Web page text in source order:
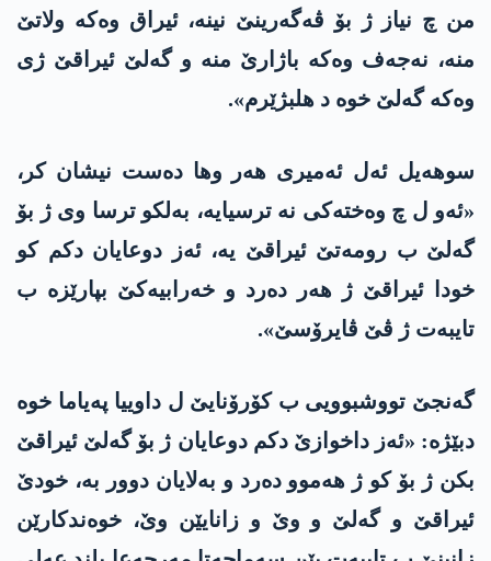
من چ نیاز ژ بۆ ڤه‌گه‌رینێ نینه‌، ئیراق وه‌كه‌ ولاتێ
منه‌، نه‌جه‌ف وه‌كه‌ باژارێ منه‌ و گه‌لێ ئیراقێ ژی
وه‌كه‌ گه‌لێ خوه‌ د هلبژێرم».
سوهه‌یل ئه‌ل ئه‌میری هه‌ر وها ده‌ست نیشان كر،
«ئه‌و ل چ‌ وه‌خته‌كی نه‌ ترسیایه‌، به‌لكو ترسا وی ژ بۆ
گه‌لێ ب رومه‌تێ ئیراقێ یه‌، ئه‌ز دوعایان دكم كو
خودا ئیراقێ ژ هه‌ر ده‌رد و خه‌رابیه‌كێ بپارێزه‌ ب
تایبه‌ت ژ ڤێ ڤایرۆسێ».
گه‌نجێ تووشبوویی ب كۆرۆنایێ ل داوییا په‌یاما خوه‌
دبێژه‌: «ئه‌ز داخوازێ دكم دوعایان ژ بۆ گه‌لێ ئیراقێ
بكن ژ بۆ كو ژ هه‌موو ده‌رد و به‌لایان دوور به‌، خودێ
ئیراقێ و گه‌لێ و وێ و زانایێن وێ، خوه‌ندكارێن